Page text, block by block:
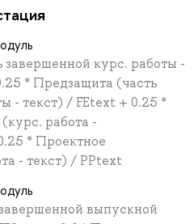
курс. работы -
* Предзащита (часть
- текст) / FEtext + 0.25 *
работа -
* Проектное
- текст) / PPtext
выпускной